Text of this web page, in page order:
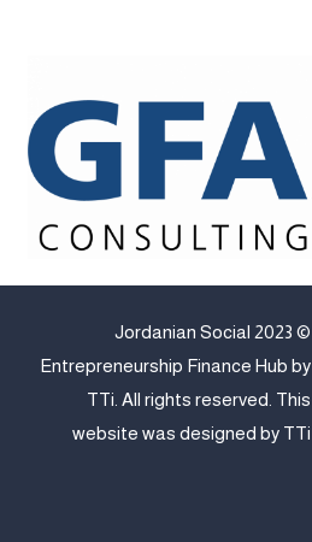
© 2023 Jordanian Social
Entrepreneurship Finance Hub by
TTi. All rights reserved. This
website was designed by TTi